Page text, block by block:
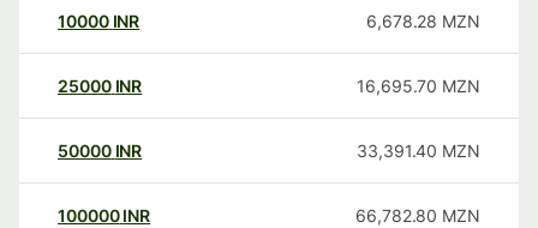
10000 INR 6,678.28 MZN
25000 INR 16,695.70 MZN
50000 INR 33,391.40 MZN
100000 INR 66,782.80 MZN